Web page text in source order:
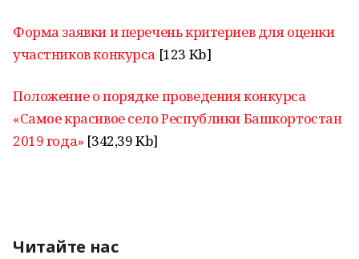
Форма заявки и перечень критериев для оценки
участников конкурса [123 Kb]
Положение о порядке проведения конкурса
«Самое красивое село Республики Башкортостан
2019 года» [342,39 Kb]
Читайте нас